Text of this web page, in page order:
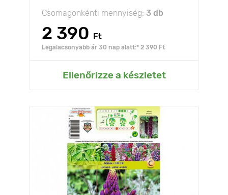
Csomagonkénti mennyiség: 3 db
2 390 Ft
Legalacsonyabb ár 30 nap alatt:* 2 390 Ft
Ellenőrizze a készletet